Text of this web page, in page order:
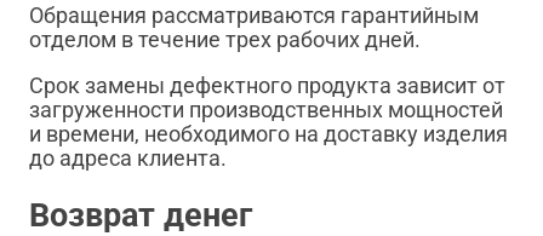
Обращения рассматриваются гарантийным
отделом в течение трех рабочих дней.
Срок замены дефектного продукта зависит от
загруженности производственных мощностей
и времени, необходимого на доставку изделия
до адреса клиента.
Возврат денег